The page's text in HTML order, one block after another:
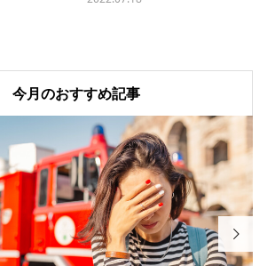
今月のおすすめ記事
